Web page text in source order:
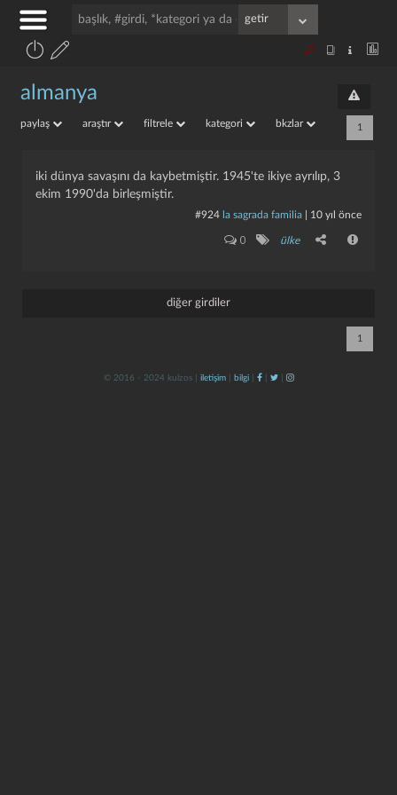
almanya
paylaş araştır filtrele kategori bkzlar 1
iki dünya savaşını da kaybetmiştir. 1945'te ikiye ayrılıp, 3
ekim 1990'da birleşmiştir.
#924 la sagrada familia 10 yıl önce
0 ülke
diğer girdiler
1
© 2016 - 2024 kulzos | iletişim| bilgi| | |